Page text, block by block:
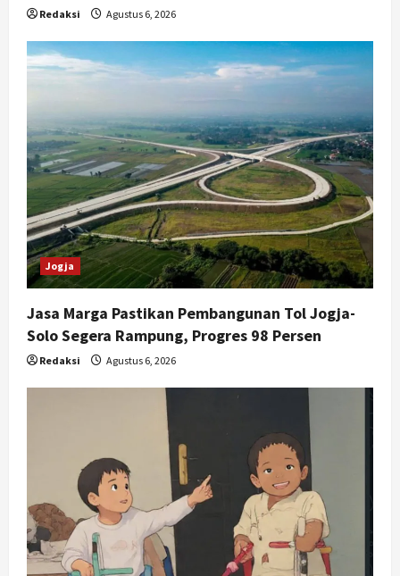
Redaksi Agustus 6, 2026
Jogja
Jasa Marga Pastikan Pembangunan Tol Jogja-
Solo Segera Rampung, Progres 98 Persen
Redaksi Agustus 6, 2026